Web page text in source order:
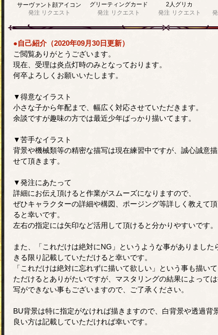
サーヴァント顔アイコン
発注 リクエスト
グリーティングカード
発注 リクエスト
2人グリカ
発注 リクエスト
●自己紹介（2020年09月30日更新）
ご閲覧ありがとうございます。
現在、受理は炎点灯時のみとなっております。
何卒よろしくお願いいたします。
▼得意なイラスト
小さな子から年配まで、幅広く対応させていただきます。
余談ですが趣味の方では最近少年ばっかり描いてます。
▼苦手なイラスト
背景や機械類等の精密な描写は現在練習中ですが、誠心誠意
せて頂きます。
▼発注にあたって
詳細にお伝え頂けると作業がスムーズになりますので、
ぜひキャラクターの詳細や構図、ポージング等詳しく教えて
ると幸いです。
左右の指定には矢印など活用して頂けると分かりやすいです。
また、「これだけは絶対にNG」というような事がありました
きる限り記載していただけると幸いです。
「これだけは絶対に忘れずに描いて欲しい」という事も描い
ただけるとありがたいですが、マスタリングの結果によって
写ができない事もございますので、ご了承ください。
BU背景は特に指定がなければ描きますので、白背景や透過背
良い方は記載していただければ幸いです。